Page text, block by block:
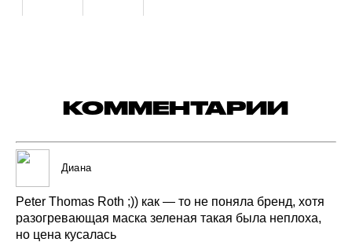
КОММЕНТАРИИ
Диана
Peter Thomas Roth ;)) как — то не поняла бренд, хотя
разогревающая маска зеленая такая была неплоха,
но цена кусалась